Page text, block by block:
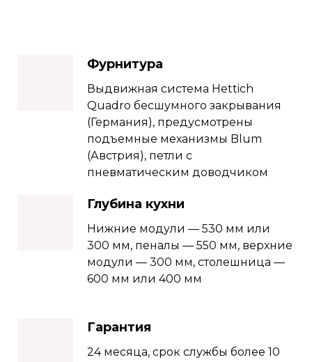
Фурнитура
Выдвижная система Hettich
Quadro бесшумного закрывания
(Германия), предусмотрены
подъемные механизмы Blum
(Австрия), петли с
пневматическим доводчиком
Глубина кухни
Нижние модули — 530 мм или
300 мм, пеналы — 550 мм, верхние
модули — 300 мм, столешница —
600 мм или 400 мм
Гарантия
24 месяца, срок службы более 10